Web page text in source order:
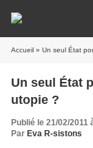
Accueil » Un seul État
Un seul État
utopie ?
Publié le 21/02/2011
Par Eva R-sistons